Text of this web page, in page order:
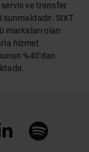
servis ve transfer
SIXT
markaları olan
hizmet
%40’dan